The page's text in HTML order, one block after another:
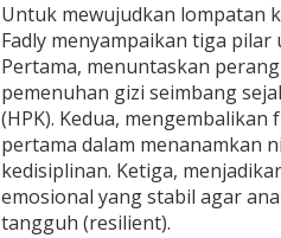
Untuk mewujudkan lompatan
Fadly menyampaikan tiga
Pertama, menuntaskan
pemenuhan gizi seimbang
(HPK). Kedua,
pertama dalam menanamkan
kedisiplinan. Ketiga,
emosional yang stabil agar
tangguh (resilient).